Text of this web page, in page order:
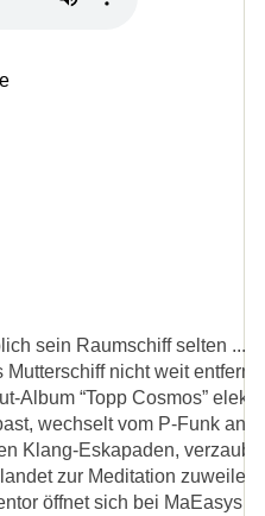
sein Raumschiff selten
Mutterschiff nicht weit
Album “Topp Cosmos”
wechselt vom P-Funk
Klang-Eskapaden,
zur Meditation
öffnet sich bei MaEasys